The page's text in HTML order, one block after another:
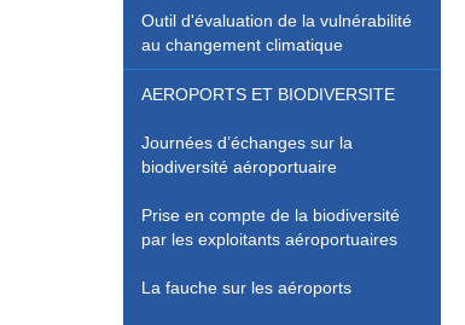
Outil d'évaluation de la vulnérabilité
au changement climatique
AEROPORTS ET BIODIVERSITE
Journées d’échanges sur la
biodiversité aéroportuaire
Prise en compte de la biodiversité
par les exploitants aéroportuaires
La fauche sur les aéroports